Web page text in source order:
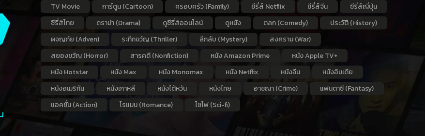
TV Movie การ์ตูน (Cartoon) ครอบครัว (Family) ซีรี่ส์ Netflix ซีรี่ส์จีน
ซีรี่ส์ญี่ปุ่น
ซีรี่ส์ไทย
ดราม่า (Drama) ดูซีรี่ส์ออนไลน์ ดูหนัง ตลก (Comedy)
ประวัติ (History)
ผจญภัย (Adven)
ระทึกขวัญ (Thriller) ลึกลับ (Mystery)
สงคราม (War)
สยองขวัญ (Horror)
สารคดี (Nonfiction) หนัง Amazon Prime
หนัง Apple TV+
หนัง Hotstar
หนัง Max หนัง Monomax หนัง Netflix หนังจีน
หนังอินเดีย
หนังอเมริกัน
หนังเกาหลี หนังไต้หวัน หนังไทย อาชญา (Crime)
แฟนตาซี (Fantasy)
แอคชั่น (Action)
โรแมน (Romance) ไซไฟ (Sci-fi)